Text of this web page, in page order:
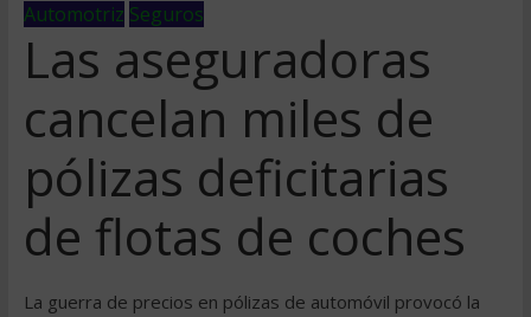
Automotriz Seguros
Las aseguradoras
cancelan miles de
pólizas deficitarias
de flotas de coches
La guerra de precios en pólizas de automóvil provocó la